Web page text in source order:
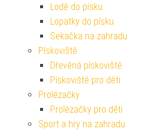
Lodě do písku
Lopatky do písku
Sekačka na zahradu
Pískoviště
Dřevěná pískoviště
Pískoviště pro děti
Prolézačky
Prolézačky pro děti
Sport a hry na zahradu